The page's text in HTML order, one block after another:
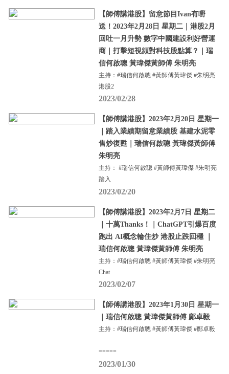
【師傅講港股】留意節目Ivan有嘢
送！2023年2月28日 星期二｜港股2月
回吐一月升勢 數字中國建設利好營運
商｜打擊短視頻對科技股點算？｜瑞
信何啟聰 黃瑋傑黃師傅 朱明亮
主持：#瑞信何啟聰 #黃師傅黃瑋傑 #朱明亮
港股2
2023/02/28
【師傅講港股】2023年2月20日 星期一
｜踏入業績期留意業績股 基建水泥零
售炒復甦｜瑞信何啟聰 黃瑋傑黃師傅
朱明亮
主持： #瑞信何啟聰 #黃師傅黃瑋傑 #朱明亮
踏入
2023/02/20
【師傅講港股】2023年2月7日 星期二
｜十萬Thanks！｜ChatGPT引爆百度
跑出 AI概念輪住炒 港股止跌回穩 ｜
瑞信何啟聰 黃瑋傑黃師傅 朱明亮
主持：#瑞信何啟聰 #黃師傅黃瑋傑 #朱明亮
Chat
2023/02/07
【師傅講港股】2023年1月30日 星期一
｜瑞信何啟聰 黃瑋傑黃師傅 鄺卓毅
主持：#瑞信何啟聰 #黃師傅黃瑋傑 #鄺卓毅
=====
2023/01/30